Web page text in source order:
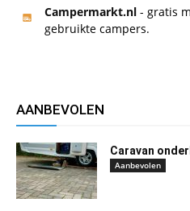
Campermarkt.nl - gratis
gebruikte campers.
AANBEVOLEN
Caravan
Aanbevolen